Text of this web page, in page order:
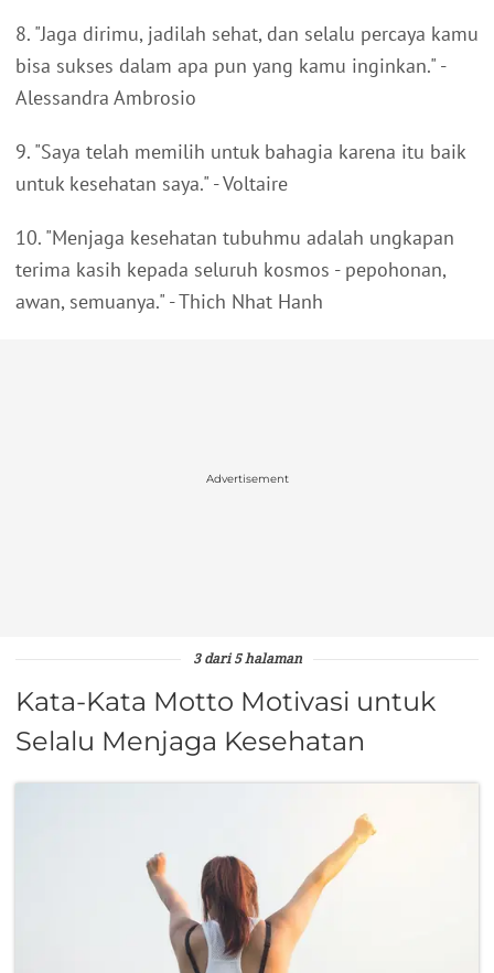
8. "Jaga dirimu, jadilah sehat, dan selalu percaya kamu
bisa sukses dalam apa pun yang kamu inginkan." -
Alessandra Ambrosio
9. "Saya telah memilih untuk bahagia karena itu baik
untuk kesehatan saya." - Voltaire
10. "Menjaga kesehatan tubuhmu adalah ungkapan
terima kasih kepada seluruh kosmos - pepohonan,
awan, semuanya." - Thich Nhat Hanh
Advertisement
3 dari 5 halaman
Kata-Kata Motto Motivasi untuk
Selalu Menjaga Kesehatan